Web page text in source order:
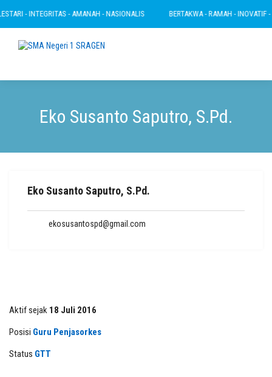
- INTEGRITAS - AMANAH - NASIONALIS BERTAKWA - RAMAH - INOVATIF -
Eko Susanto Saputro, S.Pd.
Eko Susanto Saputro, S.Pd.
ekosusantospd@gmail.com
Aktif sejak 18 Juli 2016
Posisi Guru Penjasorkes
Status GTT